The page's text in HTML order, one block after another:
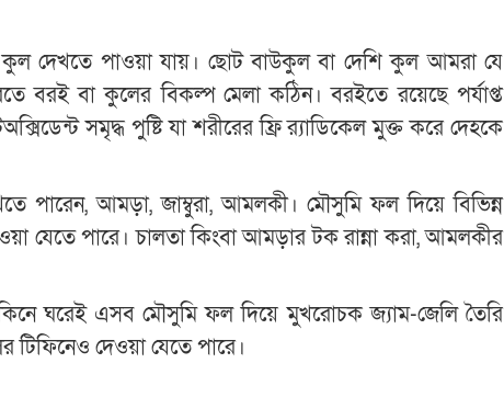
কুল দেখতে পাওয়া যায়। ছোট বাউকুল বা দেশি কুল আমরা যে
বরই বা কুলের বিকল্প মেলা কঠিন। বরইতে রয়েছে পর্যাপ্ত
সমৃদ্ধ পুষ্টি যা শরীরের ফ্রি র‌্যাডিকেল মুক্ত করে দেহকে
পারেন, আমড়া, জাম্বুরা, আমলকী। মৌসুমি ফল দিয়ে বিভিন্ন
যেতে পারে। চালতা কিংবা আমড়ার টক রান্না করা, আমলকীর
কিনে ঘরেই এসব মৌসুমি ফল দিয়ে মুখরোচক জ্যাম-জেলি তৈরি
টিফিনেও দেওয়া যেতে পারে।